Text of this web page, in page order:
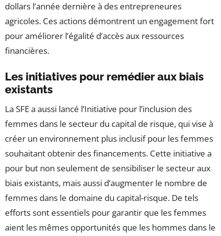
dollars l’année dernière à des entrepreneures
agricoles. Ces actions démontrent un engagement fort
pour améliorer l’égalité d’accès aux ressources
financières.
Les initiatives pour remédier aux biais
existants
La SFE a aussi lancé l’Initiative pour l’inclusion des
femmes dans le secteur du capital de risque, qui vise à
créer un environnement plus inclusif pour les femmes
souhaitant obtenir des financements. Cette initiative a
pour but non seulement de sensibiliser le secteur aux
biais existants, mais aussi d’augmenter le nombre de
femmes dans le domaine du capital-risque. De tels
efforts sont essentiels pour garantir que les femmes
aient les mêmes opportunités que les hommes dans le